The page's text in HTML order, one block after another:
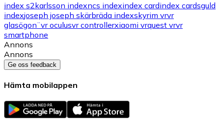
index s2karlsson indexncs indexindex cardindex cardsguld
indexjoseph joseph skärbräda indexskyrim vrvr
glasögon¨vr oculusvr controllerxiaomi vrquest vrvr
smartphone
Annons
Annons
Ge oss feedback
Hämta mobilappen